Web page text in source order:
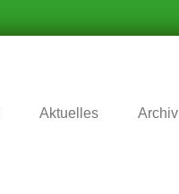
Aktuelles Archiv